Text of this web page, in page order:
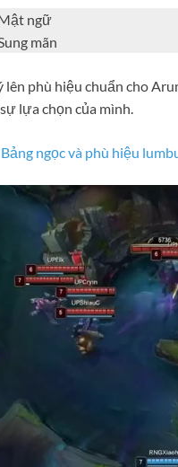
ngữ
mãn
lên phù hiệu chuẩn cho
lựa chọn của mình.
Bảng ngọc và phù hiệu